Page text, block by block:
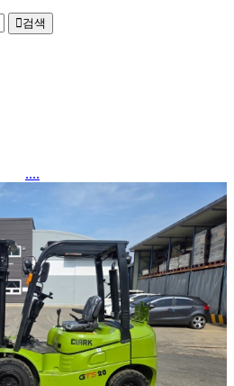
검색
....